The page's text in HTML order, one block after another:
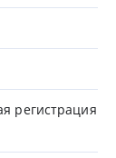
регистрация